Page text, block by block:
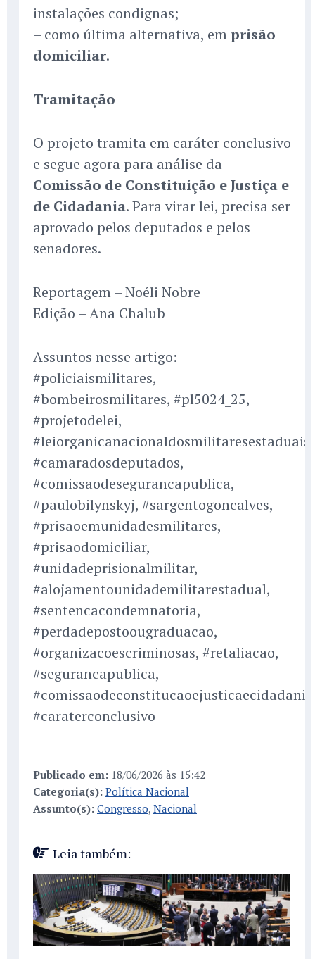
instalações condignas;
– como última alternativa, emprisão
domiciliar.
Tramitação
O projeto tramita em caráter conclusivo
e segue agora para análise da
Comissão de Constituição e Justiça e
de Cidadania. Para virar lei, precisa ser
aprovado pelos deputados e pelos
senadores.
Reportagem – Noéli Nobre
Edição – Ana Chalub
Assuntos nesse artigo:
#policiaismilitares,
#bombeirosmilitares, #pl5024_25,
#projetodelei,
#leiorganicanacionaldosmilitaresestaduais,
#camaradosdeputados,
#comissaodesegurancapublica,
#paulobilynskyj, #sargentogoncalves,
#prisaoemunidadesmilitares,
#prisaodomiciliar,
#unidadeprisionalmilitar,
#alojamentounidademilitarestadual,
#sentencacondemnatoria,
#perdadepostoougraduacao,
#organizacoescriminosas, #retaliacao,
#segurancapublica,
#caraterconclusivo
Publicado em: 18/06/2026 às 15:42
Categoria(s): Política Nacional
Assunto(s): Congresso, Nacional
Leia também: